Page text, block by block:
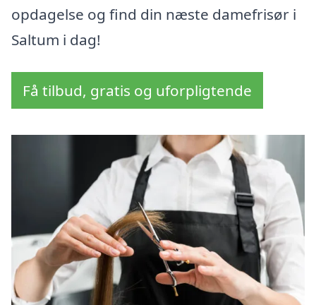
opdagelse og find din næste damefrisør i
Saltum i dag!
Få tilbud, gratis og uforpligtende